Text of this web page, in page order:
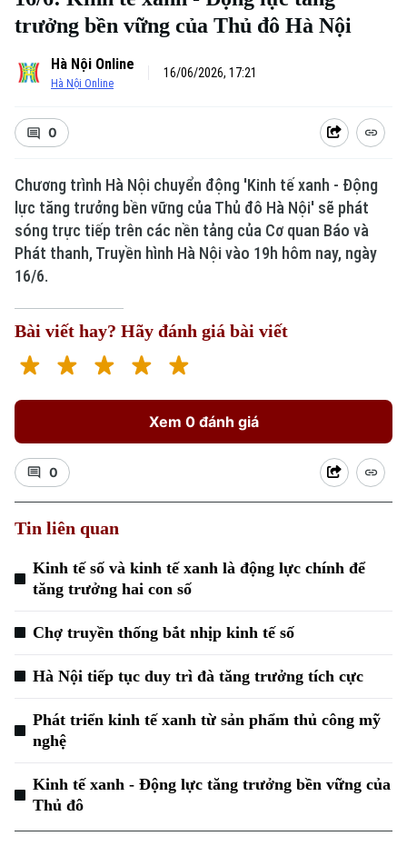
trưởng bền vững của Thủ đô Hà Nội
Hà Nội Online
Hà Nội Online
16/06/2026, 17:21
0
Chương trình Hà Nội chuyển động 'Kinh tế xanh - Động
lực tăng trưởng bền vững của Thủ đô Hà Nội' sẽ phát
sóng trực tiếp trên các nền tảng của Cơ quan Báo và
Phát thanh, Truyền hình Hà Nội vào 19h hôm nay, ngày
16/6.
Bài viết hay? Hãy đánh giá bài viết
Xem 0 đánh giá
0
Tin liên quan
Kinh tế số và kinh tế xanh là động lực chính để
tăng trưởng hai con số
Chợ truyền thống bắt nhịp kinh tế số
Hà Nội tiếp tục duy trì đà tăng trưởng tích cực
Phát triển kinh tế xanh từ sản phẩm thủ công mỹ
nghệ
Kinh tế xanh - Động lực tăng trưởng bền vững của
Thủ đô